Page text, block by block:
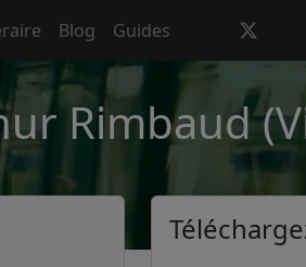
Blog Guides
Rimbaud